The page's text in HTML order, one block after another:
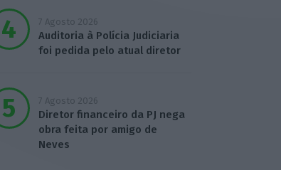
7 Agosto 2026
Auditoria à Polícia Judiciaria
foi pedida pelo atual diretor
7 Agosto 2026
Diretor financeiro da PJ nega
obra feita por amigo de
Neves